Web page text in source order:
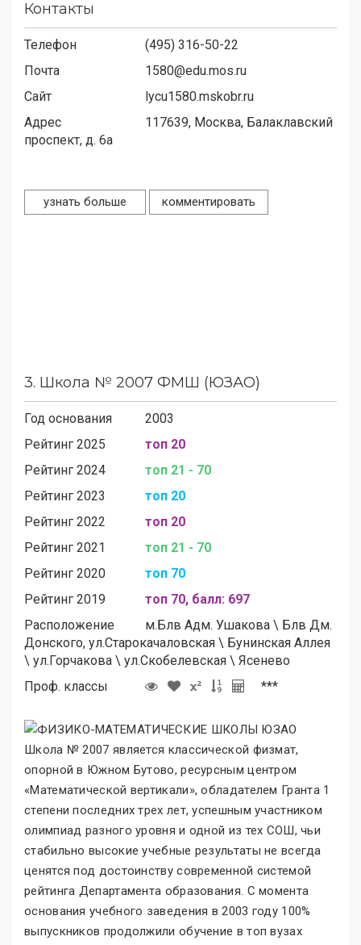
Контакты
Телефон
(495) 316-50-22
Почта
1580@edu.mos.ru
Сайт
lycu1580.mskobr.ru
Адрес
117639, Москва, Балаклавский
проспект, д. 6а
узнать больше комментировать
3. Школа № 2007 ФМШ (ЮЗАО)
Год основания
2003
Рейтинг 2025
топ 20
Рейтинг 2024
топ 21 - 70
Рейтинг 2023
топ 20
Рейтинг 2022
топ 20
Рейтинг 2021
топ 21 - 70
Рейтинг 2020
топ 70
Рейтинг 2019
топ 70, балл: 697
Расположение
м.Блв Адм. Ушакова \ Блв Дм.
Донского, ул.Старокачаловская \ Бунинская Аллея
\ ул.Горчакова \ ул.Скобелевская \ Ясенево
Проф. классы
***
Школа № 2007 является классической физмат,
опорной в Южном Бутово, ресурсным центром
«Математической вертикали», обладателем Гранта 1
степени последних трех лет, успешным участником
олимпиад разного уровня и одной из тех СОШ, чьи
стабильно высокие учебные результаты не всегда
ценятся под достоинству современной системой
рейтинга Департамента образования. С момента
основания учебного заведения в 2003 году 100%
выпускников продолжили обучение в топ вузах